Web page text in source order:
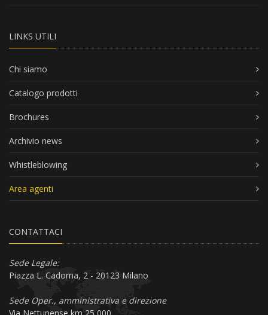
LINKS UTILI
Chi siamo
Catalogo prodotti
Brochures
Archivio news
Whistleblowing
Area agenti
CONTATTACI
Sede Legale:
Piazza L. Cadorna, 2 - 20123 Milano
Sede Oper., amministrativa e direzione